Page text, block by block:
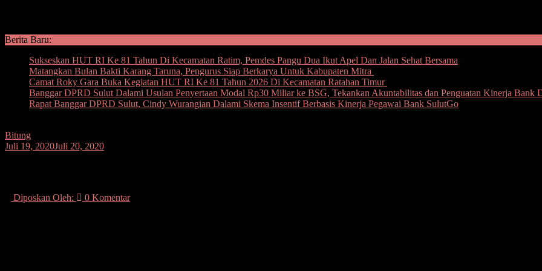
Berita Baru:
Sukseskan HUT RI Ke 81 Tahun Di Kecamatan Ratim, Pemdes Pangu Dua Ikut Apel Dan Jalan Sehat Bersama
Matangkan Bulan Bakti Karang Taruna, Pengurus Siap Berkarya Untuk Kabupaten Mitra
Camat Roky Gara Buka Kegiatan HUT RI Ke 81 Tahun 2026 Di Kecamatan Ratahan Timur
Banggar DPRD Sulut Dalami Usulan Penyertaan Modal Rp30 Miliar ke BSG, Tekankan Akuntabilitas dan Penguatan Kinerja Bank
Rapat Banggar DPRD Sulut, Cindy Wurangian Dalami Skema Insentif Berbasis Kinerja Pegawai Bank SulutGo
Bitung
Juli 19, 2020Juli 20, 2020
Diposkan Oleh: 0 Komentar